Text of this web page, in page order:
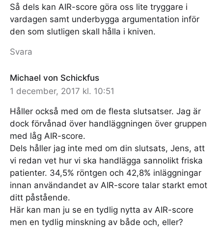
Så dels kan AIR-score göra oss lite tryggare i
vardagen samt underbygga argumentation inför
den som slutligen skall hålla i kniven.
Svara
Michael von Schickfus
1 december, 2017 kl. 10:51
Håller också med om de flesta slutsatser. Jag är
dock förvånad över handläggningen över gruppen
med låg AIR-score.
Dels håller jag inte med om din slutsats, Jens, att
vi redan vet hur vi ska handlägga sannolikt friska
patienter. 34,5% röntgen och 42,8% inläggningar
innan användandet av AIR-score talar starkt emot
ditt påstående.
Här kan man ju se en tydlig nytta av AIR-score
men en tydlig minskning av både och, eller?